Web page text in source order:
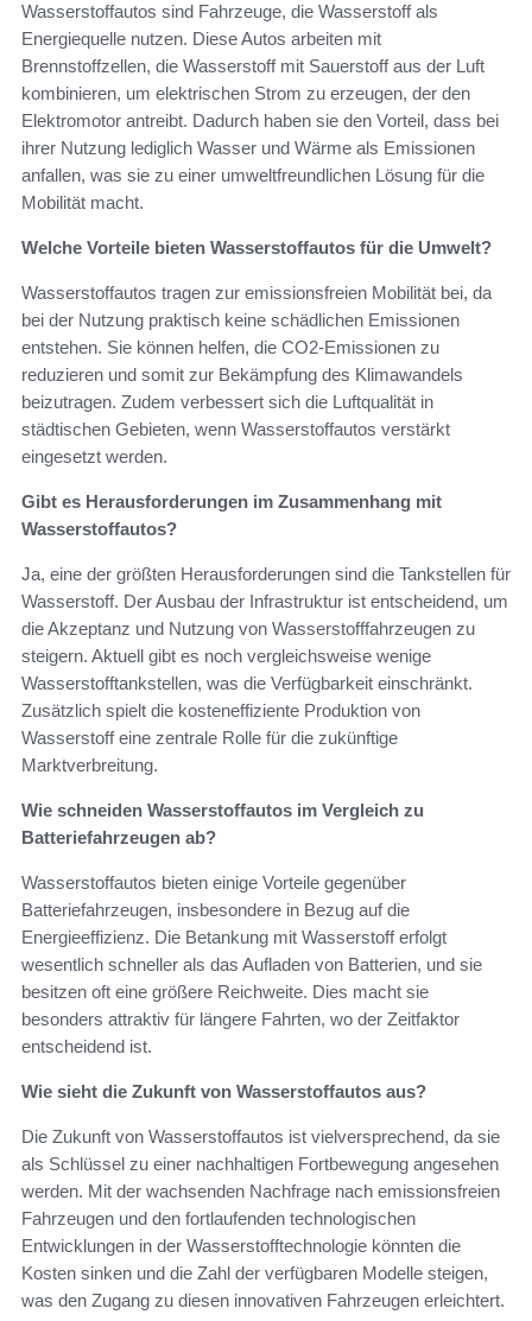
Wasserstoffautos sind Fahrzeuge, die Wasserstoff als
Energiequelle nutzen. Diese Autos arbeiten mit
Brennstoffzellen, die Wasserstoff mit Sauerstoff aus der Luft
kombinieren, um elektrischen Strom zu erzeugen, der den
Elektromotor antreibt. Dadurch haben sie den Vorteil, dass bei
ihrer Nutzung lediglich Wasser und Wärme als Emissionen
anfallen, was sie zu einer umweltfreundlichen Lösung für die
Mobilität macht.
Welche Vorteile bieten Wasserstoffautos für die Umwelt?
Wasserstoffautos tragen zur emissionsfreien Mobilität bei, da
bei der Nutzung praktisch keine schädlichen Emissionen
entstehen. Sie können helfen, die CO2-Emissionen zu
reduzieren und somit zur Bekämpfung des Klimawandels
beizutragen. Zudem verbessert sich die Luftqualität in
städtischen Gebieten, wenn Wasserstoffautos verstärkt
eingesetzt werden.
Gibt es Herausforderungen im Zusammenhang mit
Wasserstoffautos?
Ja, eine der größten Herausforderungen sind die Tankstellen für
Wasserstoff. Der Ausbau der Infrastruktur ist entscheidend, um
die Akzeptanz und Nutzung von Wasserstofffahrzeugen zu
steigern. Aktuell gibt es noch vergleichsweise wenige
Wasserstofftankstellen, was die Verfügbarkeit einschränkt.
Zusätzlich spielt die kosteneffiziente Produktion von
Wasserstoff eine zentrale Rolle für die zukünftige
Marktverbreitung.
Wie schneiden Wasserstoffautos im Vergleich zu
Batteriefahrzeugen ab?
Wasserstoffautos bieten einige Vorteile gegenüber
Batteriefahrzeugen, insbesondere in Bezug auf die
Energieeffizienz. Die Betankung mit Wasserstoff erfolgt
wesentlich schneller als das Aufladen von Batterien, und sie
besitzen oft eine größere Reichweite. Dies macht sie
besonders attraktiv für längere Fahrten, wo der Zeitfaktor
entscheidend ist.
Wie sieht die Zukunft von Wasserstoffautos aus?
Die Zukunft von Wasserstoffautos ist vielversprechend, da sie
als Schlüssel zu einer nachhaltigen Fortbewegung angesehen
werden. Mit der wachsenden Nachfrage nach emissionsfreien
Fahrzeugen und den fortlaufenden technologischen
Entwicklungen in der Wasserstofftechnologie könnten die
Kosten sinken und die Zahl der verfügbaren Modelle steigen,
was den Zugang zu diesen innovativen Fahrzeugen erleichtert.